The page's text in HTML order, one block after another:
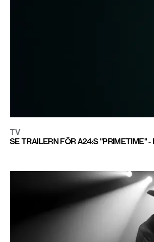
TV
SE TRAILERN FÖR A24:S "PRIMETIME"